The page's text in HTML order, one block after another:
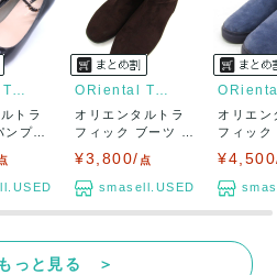
ORiental Traffic
トラ
ンプス
ラ...
ORiental Traffic
オリエンタルトラ
フィック ブーツ ス
ウェード ブラ...
¥3,800/ 点
smasell.USED
オリエン
フィッ
ウェー
っと見る ＞